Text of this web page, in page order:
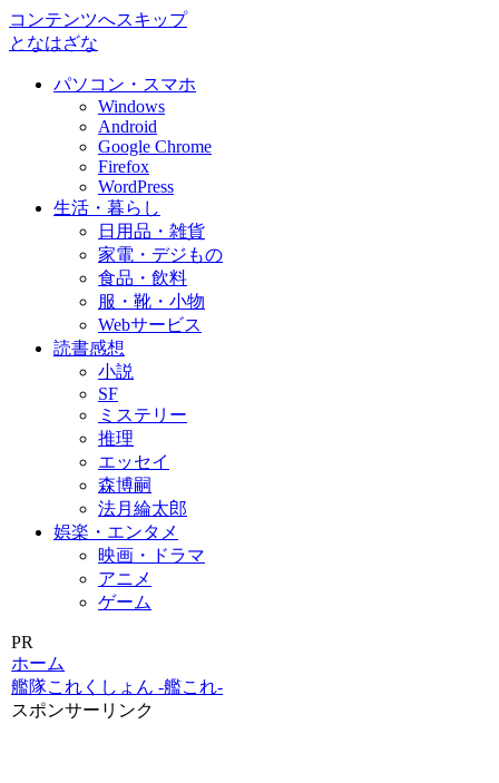
コンテンツへスキップ
となはざな
パソコン・スマホ
Windows
Android
Google Chrome
Firefox
WordPress
生活・暮らし
日用品・雑貨
家電・デジもの
食品・飲料
服・靴・小物
Webサービス
読書感想
小説
SF
ミステリー
推理
エッセイ
森博嗣
法月綸太郎
娯楽・エンタメ
映画・ドラマ
アニメ
ゲーム
PR
ホーム
艦隊これくしょん -艦これ-
スポンサーリンク